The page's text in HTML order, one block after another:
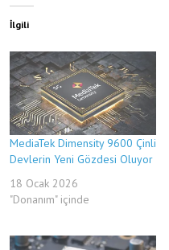
İlgili
MediaTek Dimensity 9600 Çinli
Devlerin Yeni Gözdesi Oluyor
18 Ocak 2026
"Donanım" içinde